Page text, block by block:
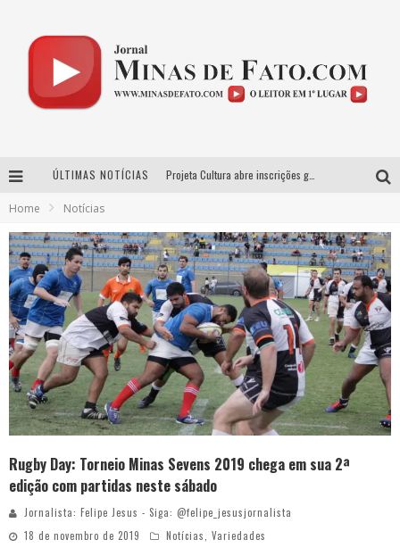
ÚLTIMAS NOTÍCIAS
Esplanada fica pequena e CÊ TÁ DOIDO FESTIVAL anuncia mudança para o gramado do Mineirão
As Hilárias: Suzy Brasil, Kayete e Karoline Absinto retornam a Belo Horizonte para apresentação única no Teatro Sesiminas
Home Notícias
Rugby Day: Torneio Minas Sevens 2019 chega em sua 2ª
edição com partidas neste sábado
Jornalista: Felipe Jesus - Siga: @felipe_jesusjornalista
18 de novembro de 2019
Notícias, Variedades